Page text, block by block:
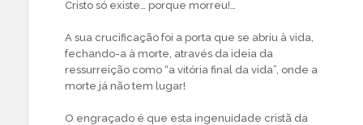
Cristo só existe… porque morreu!…
A sua crucificação foi a porta que se abriu à vida,
fechando-a à morte, através da ideia da
ressurreição como “a vitória final da vida”, onde a
morte já não tem lugar!
O engraçado é que esta ingenuidade cristã da